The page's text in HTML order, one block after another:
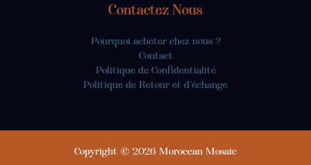
Contactez Nous
Pourquoi acheter chez nous ?
Contact
Politique de Confidentialité
Politique de Retour et d'échange
Copyright © 2026 Moroccan Mosaic